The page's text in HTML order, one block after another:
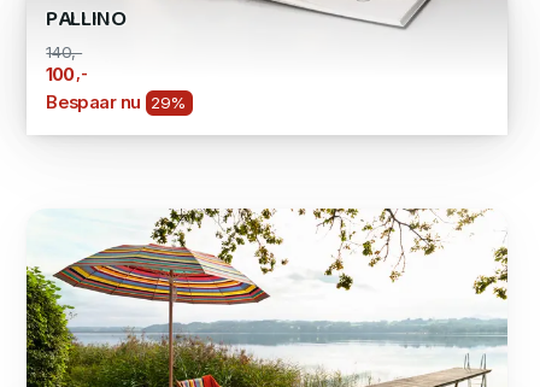
PALLINO
140,-
100,-
Bespaar nu 29%